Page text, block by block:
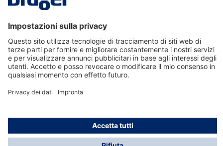
Assistenza
Informazioni su Dräger
Informazioni
* Tutti i prezzi escl. IVA più spese di spedizione ed